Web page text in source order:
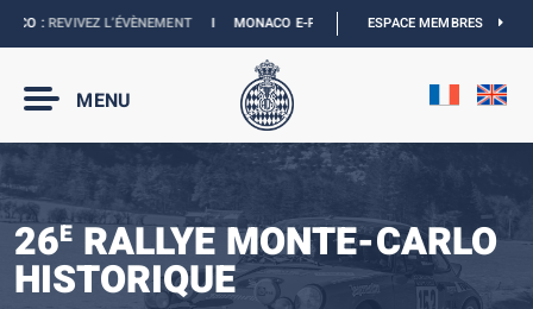
REVIVEZ L’ÉVÈNEMENTI MONACO E-PRIX 2027 : LES DATES SONT
ESPACE MEMBRES
MENU
26ERALLYE MONTE-CARLO
HISTORIQUE